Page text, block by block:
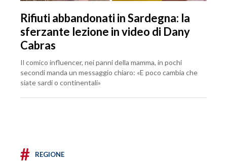
Rifiuti abbandonati in Sardegna: la
sferzante lezione in video di Dany
Cabras
Il comico influencer, nei panni della mamma, in pochi
secondi manda un messaggio chiaro: «E poco cambia che
siate sardi o continentali»
# REGIONE